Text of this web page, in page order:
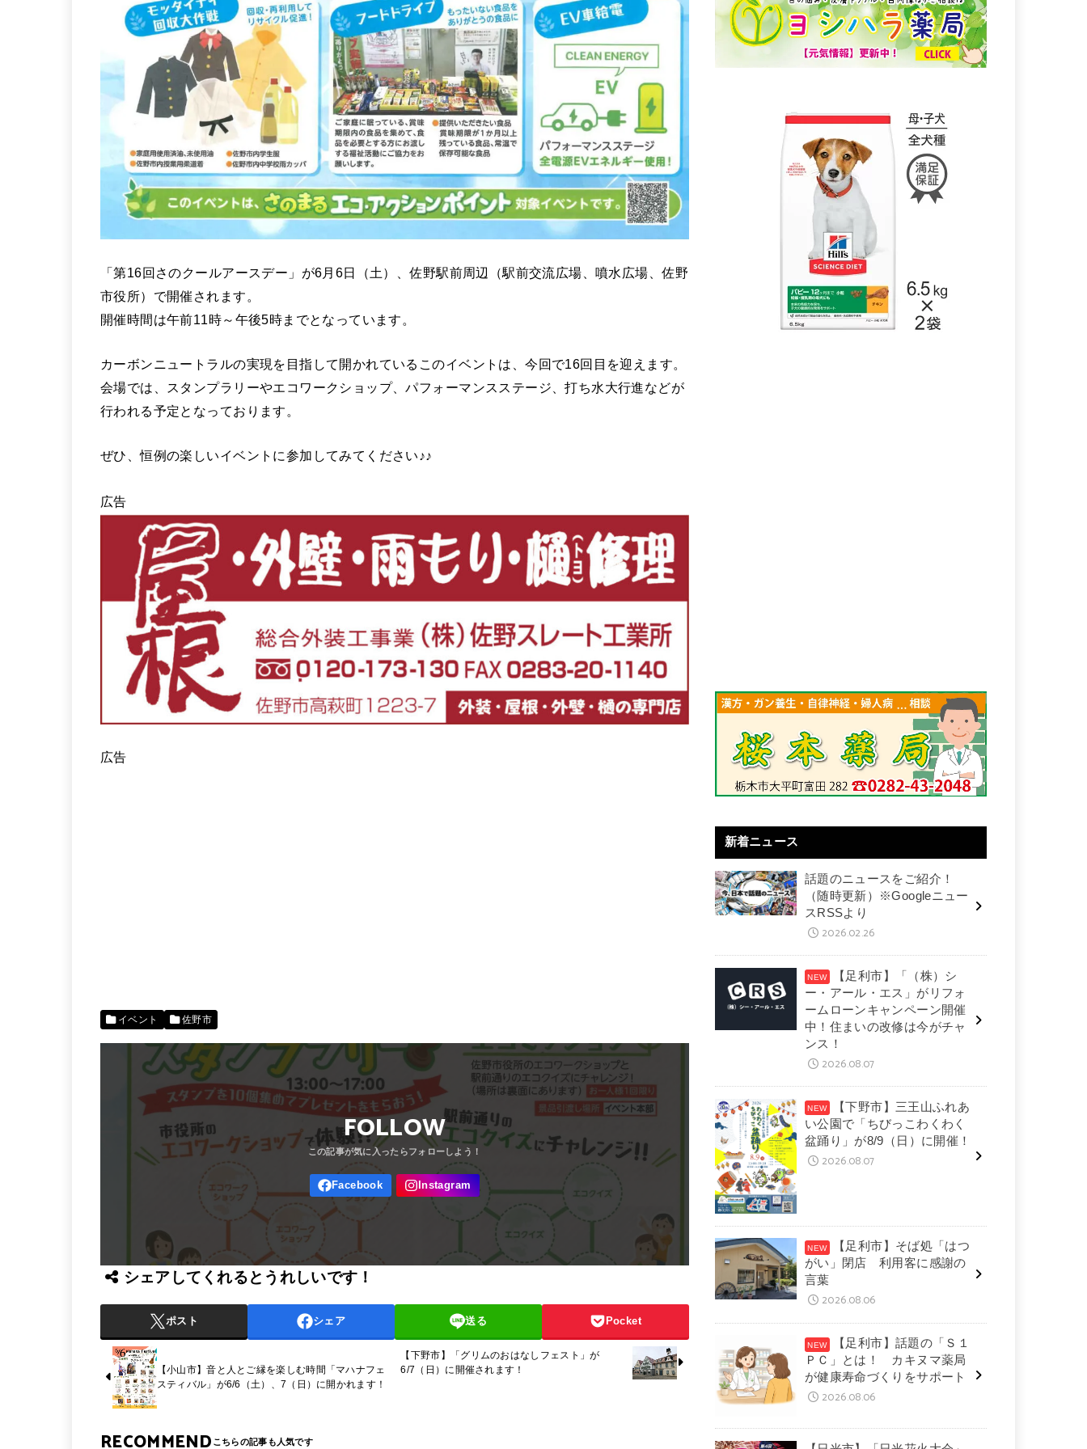
「第16回さのクールアースデー」が6月6日（土）、佐野駅前周辺（駅前交流広場、噴水広場、佐野
市役所）で開催されます。
開催時間は午前11時～午後5時までとなっています。
カーボンニュートラルの実現を目指して開かれているこのイベントは、今回で16回目を迎えます。
会場では、スタンプラリーやエコワークショップ、パフォーマンスステージ、打ち水大行進などが
行われる予定となっております。
ぜひ、恒例の楽しいイベントに参加してみてください♪♪
広告
広告
イベント 佐野市
FOLLOW
シェアしてくれるとうれしいです！
ポスト シェア 送る Pocket
【小山市】音と人とご縁を楽しむ時間「マハナフェ
スティバル」が6/6（土）、7（日）に開かれます！
【下野市】「グリムのおはなしフェスト」が
6/7（日）に開催されます！
RECOMMEND
新着ニュース
話題のニュースをご紹介！
（随時更新）※Googleニュー
スRSSより
2026.02.26
【足利市】「（株）シ
ー・アール・エス」がリフォ
ームローンキャンペーン開催
中！住まいの改修は今がチャ
ンス！
2026.08.07
【下野市】三王山ふれあ
い公園で「ちびっこわくわく
盆踊り」が8/9（日）に開催！
2026.08.07
【足利市】そば処「はつ
がい」閉店 利用客に感謝の
言葉
2026.08.06
【足利市】話題の「Ｓ１
ＰＣ」とは！ カキヌマ薬局
が健康寿命づくりをサポート
2026.08.06